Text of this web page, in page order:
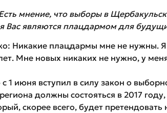
мнение, что выборы в
Вас являются плацдармом для
Никакие плацдармы мне не нужны. Я
Мне новых никаких не нужно, у
1 июня вступил в силу закон о
должны состояться в 2017
скорее всего, будет